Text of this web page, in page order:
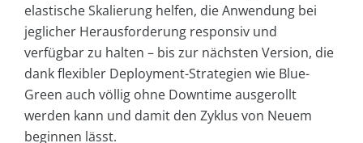
elastische Skalierung helfen, die Anwendung bei
jeglicher Herausforderung responsiv und
verfügbar zu halten – bis zur nächsten Version, die
dank flexibler Deployment-Strategien wie Blue-
Green auch völlig ohne Downtime ausgerollt
werden kann und damit den Zyklus von Neuem
beginnen lässt.